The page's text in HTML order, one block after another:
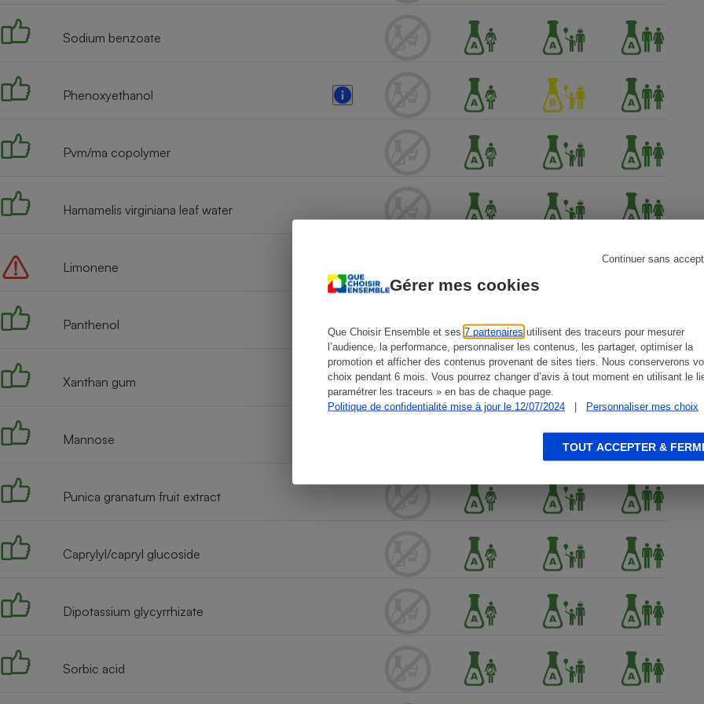
Gérer mes cookies
Que Choisir Ensemble et ses 7 partenaires utilisent des traceurs pour mesurer
l’audience, la performance, personnaliser les contenus, les partager, optimiser la
promotion et afficher des contenus provenant de sites tiers. Nous conserverons
choix pendant 6 mois. Vous pourrez changer d’avis à tout moment en utilisant le
paramétrer les traceurs » en bas de chaque page.
Politique de confidentialité mise à jour le 12/07/2024
| Personnaliser mes choix
Continuer sans
TOUT ACCEPTER &
Sodium benzoate
Phenoxyethanol
Pvm/ma copolymer
Hamamelis virginiana leaf water
Limonene
Panthenol
Xanthan gum
Mannose
Punica granatum fruit extract
Caprylyl/capryl glucoside
Dipotassium glycyrrhizate
Sorbic acid
Réfrigérateur